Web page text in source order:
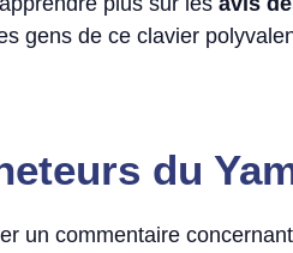
gens de ce clavier
du
un commentaire